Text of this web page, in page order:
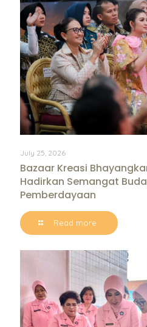
July 25, 2026
Bazaar Kreasi
Hadirkan Semangat
Pemberdayaan
Read more